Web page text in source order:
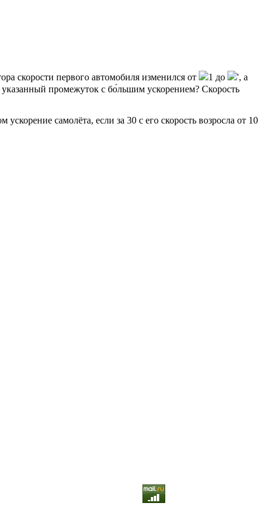
скорости первого автомобиля изменился от 1 до
', а
промежуток с бо́льшим ускорением? Скорость
самолёта, если за 30 с его скорость возросла от 10